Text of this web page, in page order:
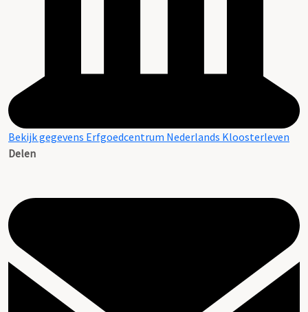
Bekijk gegevens Erfgoedcentrum Nederlands Kloosterleven
Delen